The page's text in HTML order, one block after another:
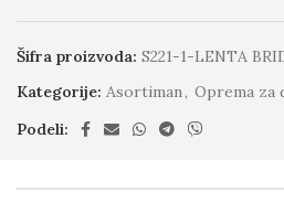
Šifra proizvoda: S221-1-LENTA
Kategorije: Asortiman, Oprema za
Podeli: